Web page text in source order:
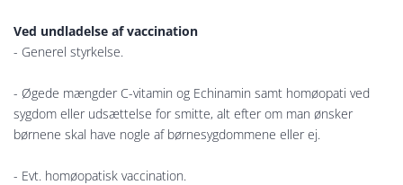
Ved undladelse af vaccination
- Generel styrkelse.
- Øgede mængder C-vitamin og Echinamin samt homøopati ved
sygdom eller udsættelse for smitte, alt efter om man ønsker
børnene skal have nogle af børnesygdommene eller ej.
- Evt. homøopatisk vaccination.